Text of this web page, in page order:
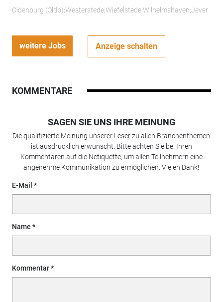
Oldenburg (Oldb);Westerstede;Wiefelstede;Wilhelmshaven;Jever
weitere Jobs Anzeige schalten
KOMMENTARE
SAGEN SIE UNS IHRE MEINUNG
Die qualifizierte Meinung unserer Leser zu allen Branchenthemen
ist ausdrücklich erwünscht. Bitte achten Sie bei Ihren
Kommentaren auf die Netiquette, um allen Teilnehmern eine
angenehme Kommunikation zu ermöglichen. Vielen Dank!
E-Mail
Name
Kommentar